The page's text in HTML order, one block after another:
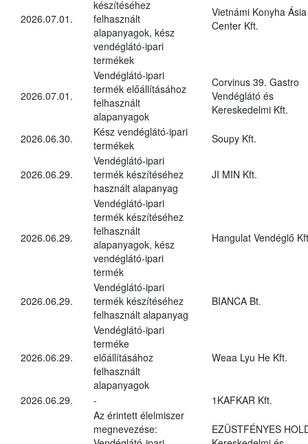
2026.07.01.
készítéséhez
felhasznált
alapanyagok, kész
vendéglátó-ipari
termékek
Vietnámi Konyha Ásia
Center Kft.
2026.07.01.
Vendéglátó-ipari
termék előállításához
felhasznált
alapanyagok
Corvinus 39. Gastro
Vendéglátó és
Kereskedelmi Kft.
2026.06.30.
Kész vendéglátó-ipari
termékek
Soupy Kft.
2026.06.29.
Vendéglátó-ipari
termék készítéséhez
használt alapanyag
JI MIN Kft.
2026.06.29.
Vendéglátó-ipari
termék készítéséhez
felhasznált
alapanyagok, kész
vendéglátó-ipari
termék
Hangulat Vendéglő
2026.06.29.
Vendéglátó-ipari
termék készítéséhez
felhasznált alapanyag
BIANCA Bt.
2026.06.29.
Vendéglátó-ipari
terméke
előállításához
felhasznált
alapanyagok
Weaa Lyu He Kft.
2026.06.29. - 1KAFKAR Kft.
Az érintett élelmiszer
megnevezése:
EZÜSTFÉNYES